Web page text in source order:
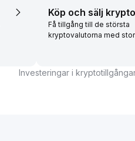
Köp och sälj
Få tillgång till de största
kryptovalutorna med
Investeringar i